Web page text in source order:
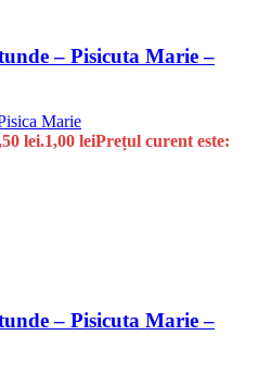
– Pisicuta Marie –
Marie
lei.1,00 leiPrețul curent este:
– Pisicuta Marie –